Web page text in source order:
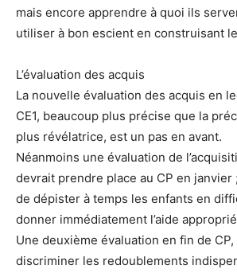
mais encore apprendre à quoi ils
utiliser à bon escient en construisant
L’évaluation des acquis
La nouvelle évaluation des acquis en
CE1, beaucoup plus précise que la
plus révélatrice, est un pas en avant.
Néanmoins une évaluation de
devrait prendre place au CP en
de dépister à temps les enfants en
donner immédiatement l’aide
Une deuxième évaluation en fin de
discriminer les redoublements